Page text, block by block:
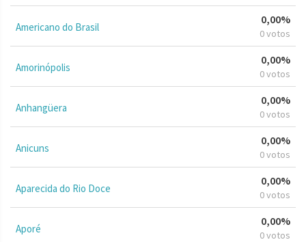
Americano do Brasil
0,00%
0 votos
Amorinópolis
0,00%
0 votos
Anhangüera
0,00%
0 votos
Anicuns
0,00%
0 votos
Aparecida do Rio Doce
0,00%
0 votos
Aporé
0,00%
0 votos